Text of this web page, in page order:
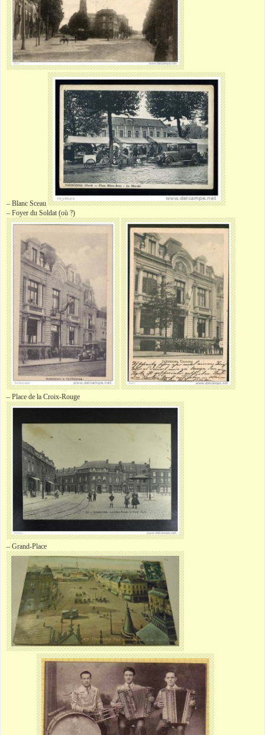
– Blanc Sceau
– Foyer du Soldat (où ?)
– Place de la Croix-Rouge
– Grand-Place